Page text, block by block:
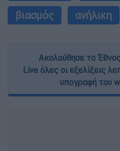
βιασμός
ανήλικη
Ακολούθησε το
Live όλες οι εξελίξεις
υπογραφή του